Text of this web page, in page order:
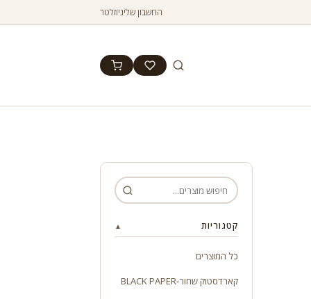
החשבון שליניוזלטר
קטגוריות ▲
כל המוצרים
קארדסטוק שחור-BLACK PAPER